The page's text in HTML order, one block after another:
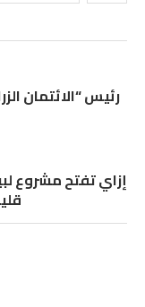
إزاي تفتح مشروع